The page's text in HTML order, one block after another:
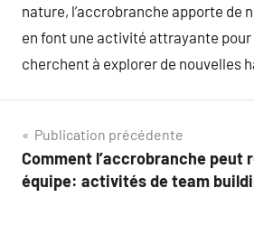
nature, l’accrobranche apporte de
en font une activité attrayante pour
cherchent à explorer de nouvelles
Navigation
de
Publication précédente
Comment l’accrobranche peut
équipe: activités de team